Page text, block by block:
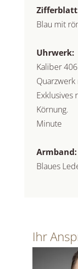
Blau mit
Uhrwerk:
Kaliber
Exklusives
Körnung.
Minute
Armband:
Blaues
Ihr